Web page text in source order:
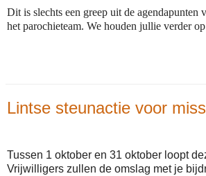
Dit is slechts een greep uit de agendapunten
het parochieteam. We houden jullie verder
Lintse steunactie voor
Tussen 1 oktober en 31 oktober loopt
Vrijwilligers zullen de omslag met je